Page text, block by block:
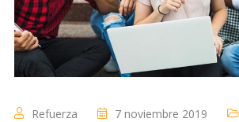
Refuerza 7 noviembre 2019